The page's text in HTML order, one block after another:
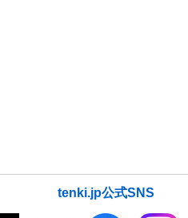
tenki.jp公式SNS